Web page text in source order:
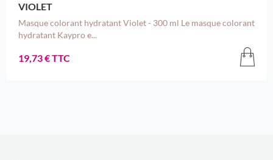
VIOLET
Masque colorant hydratant Violet - 300 ml Le masque colorant
hydratant Kaypro e...
19,73 € TTC